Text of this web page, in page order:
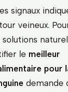
signaux
veineux.
le meilleur
pour
demande